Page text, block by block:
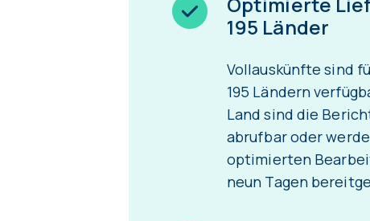
195 Länder
Vollauskünfte sind
195 Ländern
Land sind die
abrufbar oder
optimierten
neun Tagen